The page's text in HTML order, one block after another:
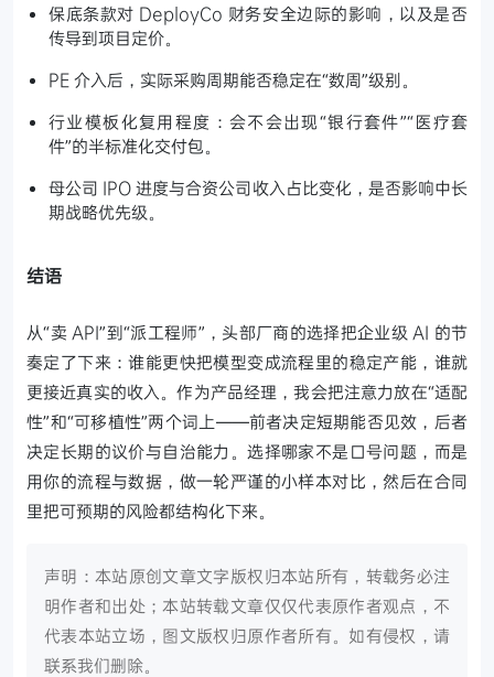
保底条款对 DeployCo 财务安全边际的影响，以及是否
传导到项目定价。
PE 介入后，实际采购周期能否稳定在“数周”级别。
行业模板化复用程度：会不会出现“银行套件”“医疗套
件”的半标准化交付包。
母公司 IPO 进度与合资公司收入占比变化，是否影响中长
期战略优先级。
结语
从“卖 API”到“派工程师”，头部厂商的选择把企业级 AI 的节
奏定了下来：谁能更快把模型变成流程里的稳定产能，谁就
更接近真实的收入。作为产品经理，我会把注意力放在“适配
性”和“可移植性”两个词上——前者决定短期能否见效，后者
决定长期的议价与自治能力。选择哪家不是口号问题，而是
用你的流程与数据，做一轮严谨的小样本对比，然后在合同
里把可预期的风险都结构化下来。
声明：本站原创文章文字版权归本站所有，转载务必注
明作者和出处；本站转载文章仅仅代表原作者观点，不
代表本站立场，图文版权归原作者所有。如有侵权，请
联系我们删除。